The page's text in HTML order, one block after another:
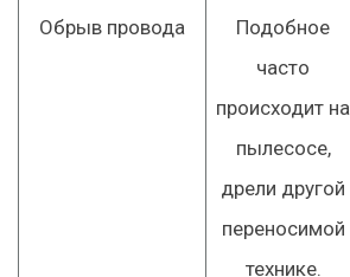
Обрыв провода
Подобное
часто
происходит на
пылесосе,
дрели другой
переносимой
технике.